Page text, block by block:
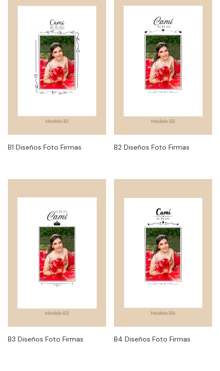
B1 Diseños Foto Firmas B2 Diseños Foto Firmas
B3 Diseños Foto Firmas B4 Diseños Foto Firmas